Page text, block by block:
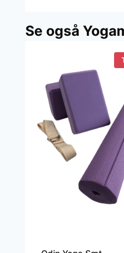
var:
150 kr..
er:
59 kr..
Se også